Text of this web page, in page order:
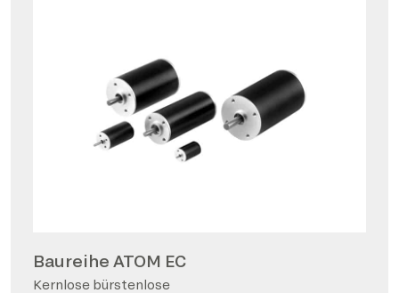
Baureihe ATOM EC
Kernlose bürstenlose